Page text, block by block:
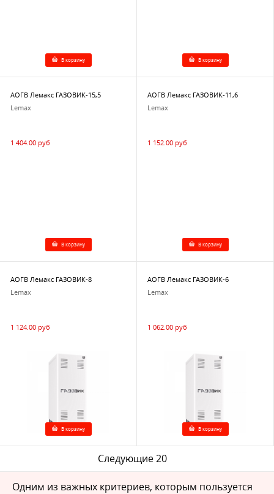
В корзину В корзину
АОГВ Лемакс ГАЗОВИК-15,5
Lemax
1 404.00 руб
В корзину
АОГВ Лемакс ГАЗОВИК-11,6
Lemax
1 152.00 руб
В корзину
АОГВ Лемакс ГАЗОВИК-8
Lemax
1 124.00 руб
В корзину
АОГВ Лемакс ГАЗОВИК-6
Lemax
1 062.00 руб
В корзину
Следующие 20
Одним из важных критериев, которым пользуется